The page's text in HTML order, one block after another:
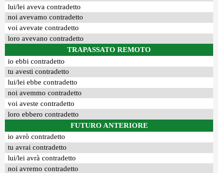
lui/lei aveva contradetto
noi avevamo contradetto
voi avevate contradetto
loro avevano contradetto
TRAPASSATO REMOTO
io ebbi contradetto
tu avesti contradetto
lui/lei ebbe contradetto
noi avemmo contradetto
voi aveste contradetto
loro ebbero contradetto
FUTURO ANTERIORE
io avrò contradetto
tu avrai contradetto
lui/lei avrà contradetto
noi avremo contradetto